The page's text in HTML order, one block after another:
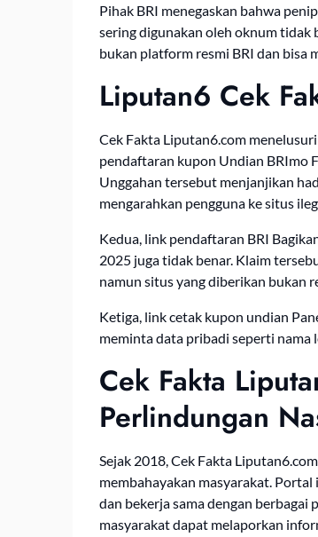
Pihak BRI menegaskan bahwa
sering digunakan oleh oknum tidak
bukan platform resmi BRI dan bisa
Liputan6 Cek
Cek Fakta Liputan6.com
pendaftaran kupon Undian BRImo
Unggahan tersebut menjanjikan
mengarahkan pengguna ke situs
Kedua, link pendaftaran BRI
2025 juga tidak benar. Klaim
namun situs yang diberikan bukan
Ketiga, link cetak kupon undian
meminta data pribadi seperti nama
Cek Fakta
Perlindungan
Sejak 2018, Cek Fakta
membahayakan masyarakat.
dan bekerja sama dengan
masyarakat dapat melaporkan